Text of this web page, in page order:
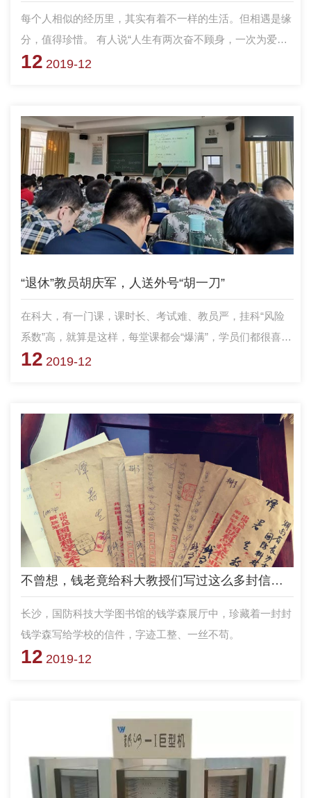
每个人相似的经历里，其实有着不一样的生活。但相遇是缘
分，值得珍惜。 有人说“人生有两次奋不顾身，一次为爱
情，一次为理想”。这句话眼下与我相关的，只是后半句。
12 2019-12
“退休”教员胡庆军，人送外号“胡一刀”
在科大，有一门课，课时长、考试难、教员严，挂科“风险
系数”高，就算是这样，每堂课都会“爆满”，学员们都很喜爱
它，最后一排永远是自带小板凳的旁听学员。咋回事呢？一
12 2019-12
不曾想，钱老竟给科大教授们写过这么多封信……
长沙，国防科技大学图书馆的钱学森展厅中，珍藏着一封封
钱学森写给学校的信件，字迹工整、一丝不苟。
12 2019-12